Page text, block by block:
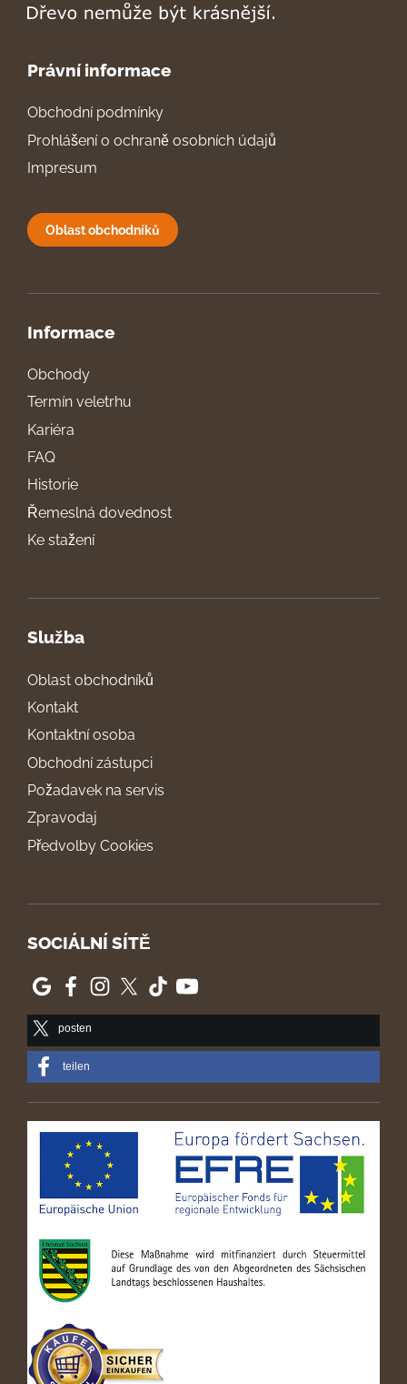
Právní informace
Obchodní podmínky
Prohlášení o ochraně osobních údajů
Impresum
Oblast obchodníků
Informace
Obchody
Termín veletrhu
Kariéra
FAQ
Historie
Řemeslná dovednost
Ke stažení
Služba
Oblast obchodníků
Kontakt
Kontaktní osoba
Obchodní zástupci
Požadavek na servis
Zpravodaj
Předvolby Cookies
SOCIÁLNÍ SÍTĚ
posten
teilen